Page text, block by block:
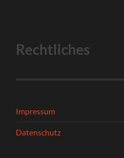
Rechtliches
Impressum
Datenschutz